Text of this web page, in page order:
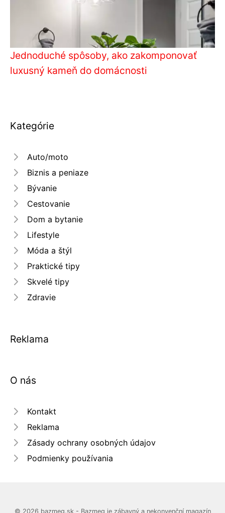
Jednoduché spôsoby, ako zakomponovať
luxusný kameň do domácnosti
Kategórie
Auto/moto
Biznis a peniaze
Bývanie
Cestovanie
Dom a bytanie
Lifestyle
Móda a štýl
Praktické tipy
Skvelé tipy
Zdravie
Reklama
O nás
Kontakt
Reklama
Zásady ochrany osobných údajov
Podmienky používania
© 2026 bazmeg.sk - Bazmeg je zábavný a nekonvenční magazín